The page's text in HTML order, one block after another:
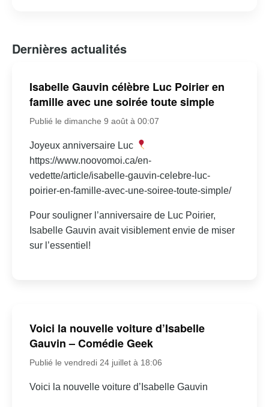
Dernières actualités
Isabelle Gauvin célèbre Luc Poirier en
famille avec une soirée toute simple
Publié le dimanche 9 août à 00:07
Joyeux anniversaire Luc
https://www.noovomoi.ca/en-
vedette/article/isabelle-gauvin-celebre-luc-
poirier-en-famille-avec-une-soiree-toute-simple/
Pour souligner l’anniversaire de Luc Poirier,
Isabelle Gauvin avait visiblement envie de miser
sur l’essentiel!
Voici la nouvelle voiture d’Isabelle
Gauvin – Comédie Geek
Publié le vendredi 24 juillet à 18:06
Voici la nouvelle voiture d’Isabelle Gauvin